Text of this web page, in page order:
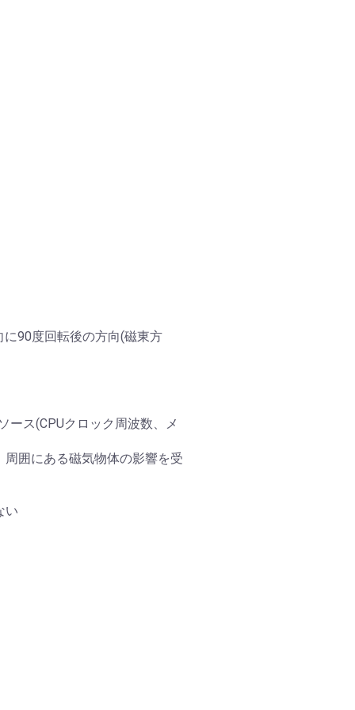
90度回転後の方向(磁東方
ース(CPUクロック周波数、メ
囲にある磁気物体の影響を受
い